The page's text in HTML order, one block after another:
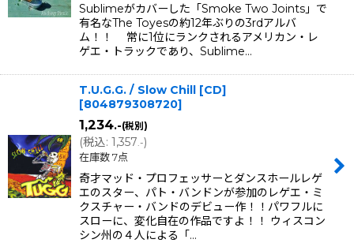
Sublimeがカバーした「Smoke Two Joints」で
有名なThe Toyesの約12年ぶりの3rdアルバ
ム！！ 常に1位にランクされるアメリカン・レ
ゲエ・トラックであり、Sublime…
T.U.G.G. / Slow Chill [CD]
[804879308720]
1,234.-(税別)
(税込: 1,357 .-)
在庫数 7点
奇才マッド・プロフェッサーとダンスホールレゲ
エのスター、パト・バンドンが参加のレゲエ・ミ
クスチャー・バンドのデビュー作！！パワフルに
スローに、変化自在の作品ですよ！！ ウィスコン
シン州の４人による「…